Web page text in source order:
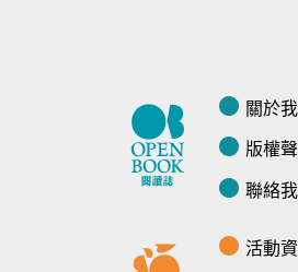
關於
版權
聯絡
活動